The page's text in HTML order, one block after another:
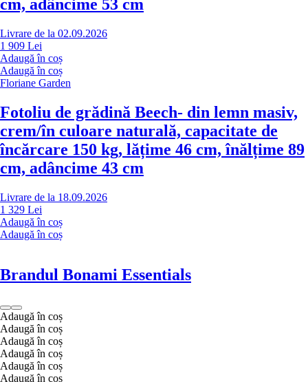
cm, adâncime 53 cm
Livrare de la 02.09.2026
1 909 Lei
Adaugă în coș
Adaugă în coș
Floriane Garden
Fotoliu de grădină Beech- din lemn masiv,
crem/în culoare naturală, capacitate de
încărcare 150 kg, lățime 46 cm, înălțime 89
cm, adâncime 43 cm
Livrare de la 18.09.2026
1 329 Lei
Adaugă în coș
Adaugă în coș
Brandul Bonami Essentials
Adaugă în coș
Adaugă în coș
Adaugă în coș
Adaugă în coș
Adaugă în coș
Adaugă în coș